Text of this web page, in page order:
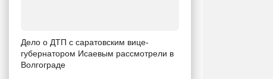
Дело о ДТП с саратовским вице-
губернатором Исаевым рассмотрели в
Волгограде